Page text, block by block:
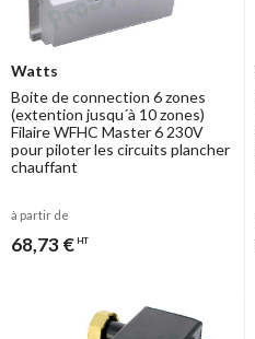
Watts
Boite de connection 6 zones
(extention jusqu´à 10 zones)
Filaire WFHC Master 6 230V
pour piloter les circuits plancher
chauffant
à partir de
68,73 € HT